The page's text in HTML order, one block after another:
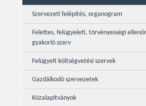
Szervezeti felépítés, organogram
Felettes, felügyeleti, törvényességi
gyakorló szerv
Felügyelt költségvetési szervek
Gazdálkodó szervezetek
Közalapítványok